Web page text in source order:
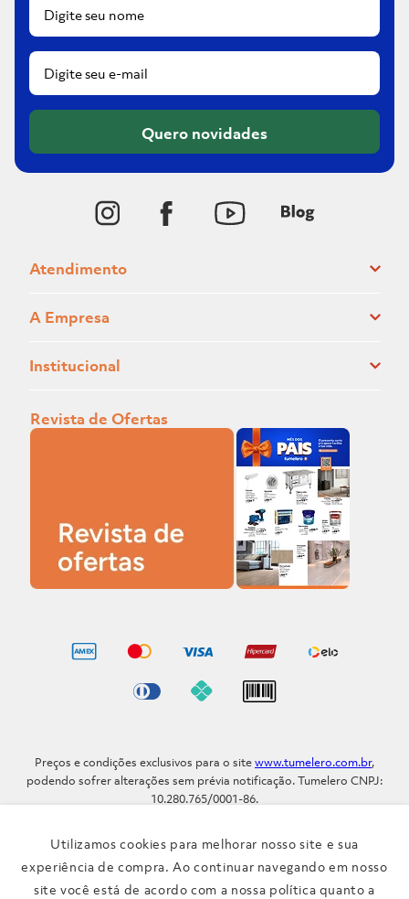
Utilizamos cookies para melhorar nosso site e sua
experiência de compra. Ao continuar navegando em nosso
site você está de acordo com a nossa política quanto a
Quero novidades
Atendimento
A Empresa
Institucional
Revista de Ofertas
Preços e condições exclusivos para o sitewww.tumelero.com.br,
podendo sofrer alterações sem prévia notificação. Tumelero CNPJ:
10.280.765/0001-86.
91.110-001
Telefone: (51) 3371-9290